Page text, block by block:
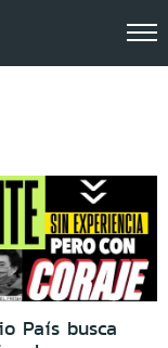
País busca